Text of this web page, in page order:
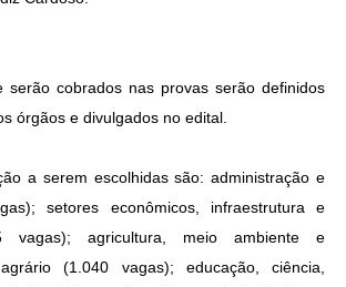
serão cobrados nas provas serão definidos
órgãos e divulgados no edital.
a serem escolhidas são: administração e
setores econômicos, infraestrutura e
vagas); agricultura, meio ambiente e
(1.040 vagas); educação, ciência,